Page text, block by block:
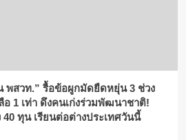
สวท.” รื้อข้อผูกมัดยืดหยุ่น 3 ช่วง
อ 1 เท่า ดึงคนเก่งร่วมพัฒนาชาติ!
ทุน เรียนต่อต่างประเทศวันนี้